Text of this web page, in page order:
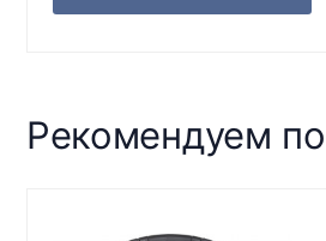
Рекомендуем